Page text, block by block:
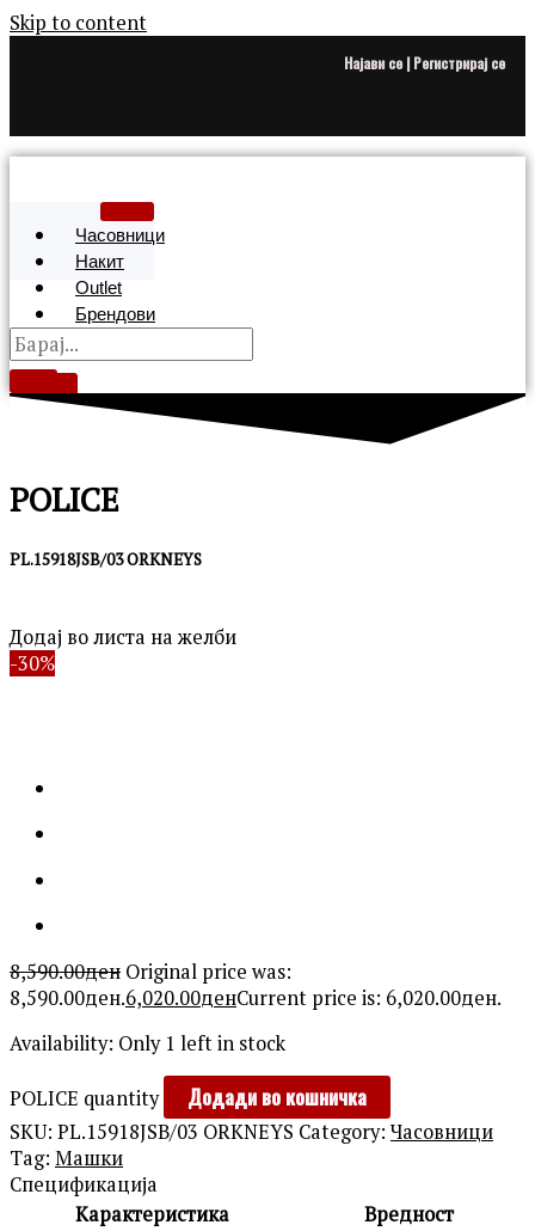
Skip to content
Најави се | Регистрирај се
Часовници
Накит
Outlet
Брендови
X
POLICE
PL.15918JSB/03 ORKNEYS
Додај во листа на желби
-30%
8,590.00ден Original price was:
8,590.00ден.6,020.00денCurrent price is: 6,020.00ден.
Availability: Only 1 left in stock
POLICE quantity Додади во кошничка
SKU: PL.15918JSB/03 ORKNEYS Category: Часовници
Tag: Машки
Спецификација
Карактеристика
Вредност